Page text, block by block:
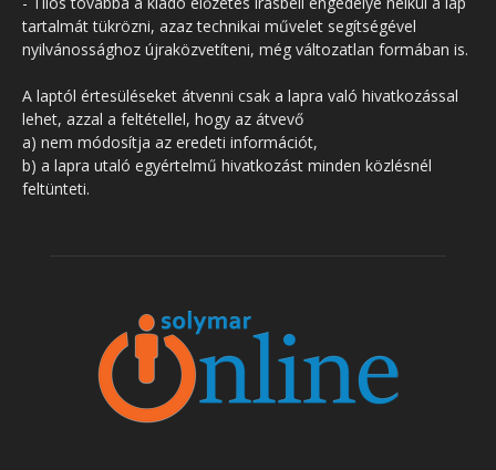
tartalmát tükrözni, azaz technikai művelet segítségével
nyilvánossághoz újraközvetíteni, még változatlan formában is.
A laptól értesüléseket átvenni csak a lapra való hivatkozással
lehet, azzal a feltétellel, hogy az átvevő
a) nem módosítja az eredeti információt,
b) a lapra utaló egyértelmű hivatkozást minden közlésnél
feltünteti.